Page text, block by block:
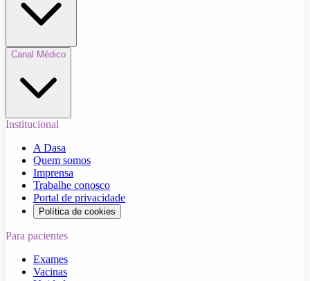
Canal Médico
Institucional
A Dasa
Quem somos
Imprensa
Trabalhe conosco
Portal de privacidade
Política de cookies
Para pacientes
Exames
Vacinas